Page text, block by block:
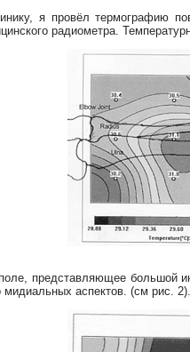
я провёл термографию
радиометра.
представляющее большой
аспектов. (см рис. 2).